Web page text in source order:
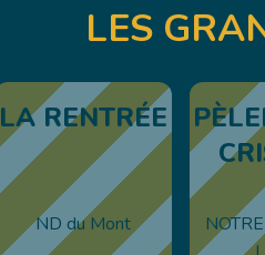
LES
LA RENTRÉE
ND du Mont